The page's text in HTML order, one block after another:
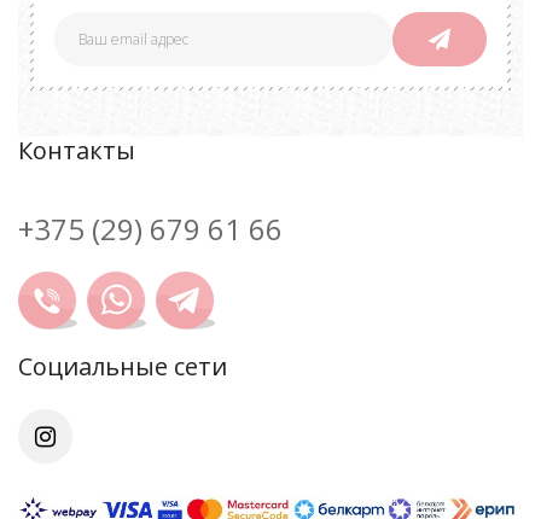
Контакты
+375 (29) 679 61 66
Cоциальные сети